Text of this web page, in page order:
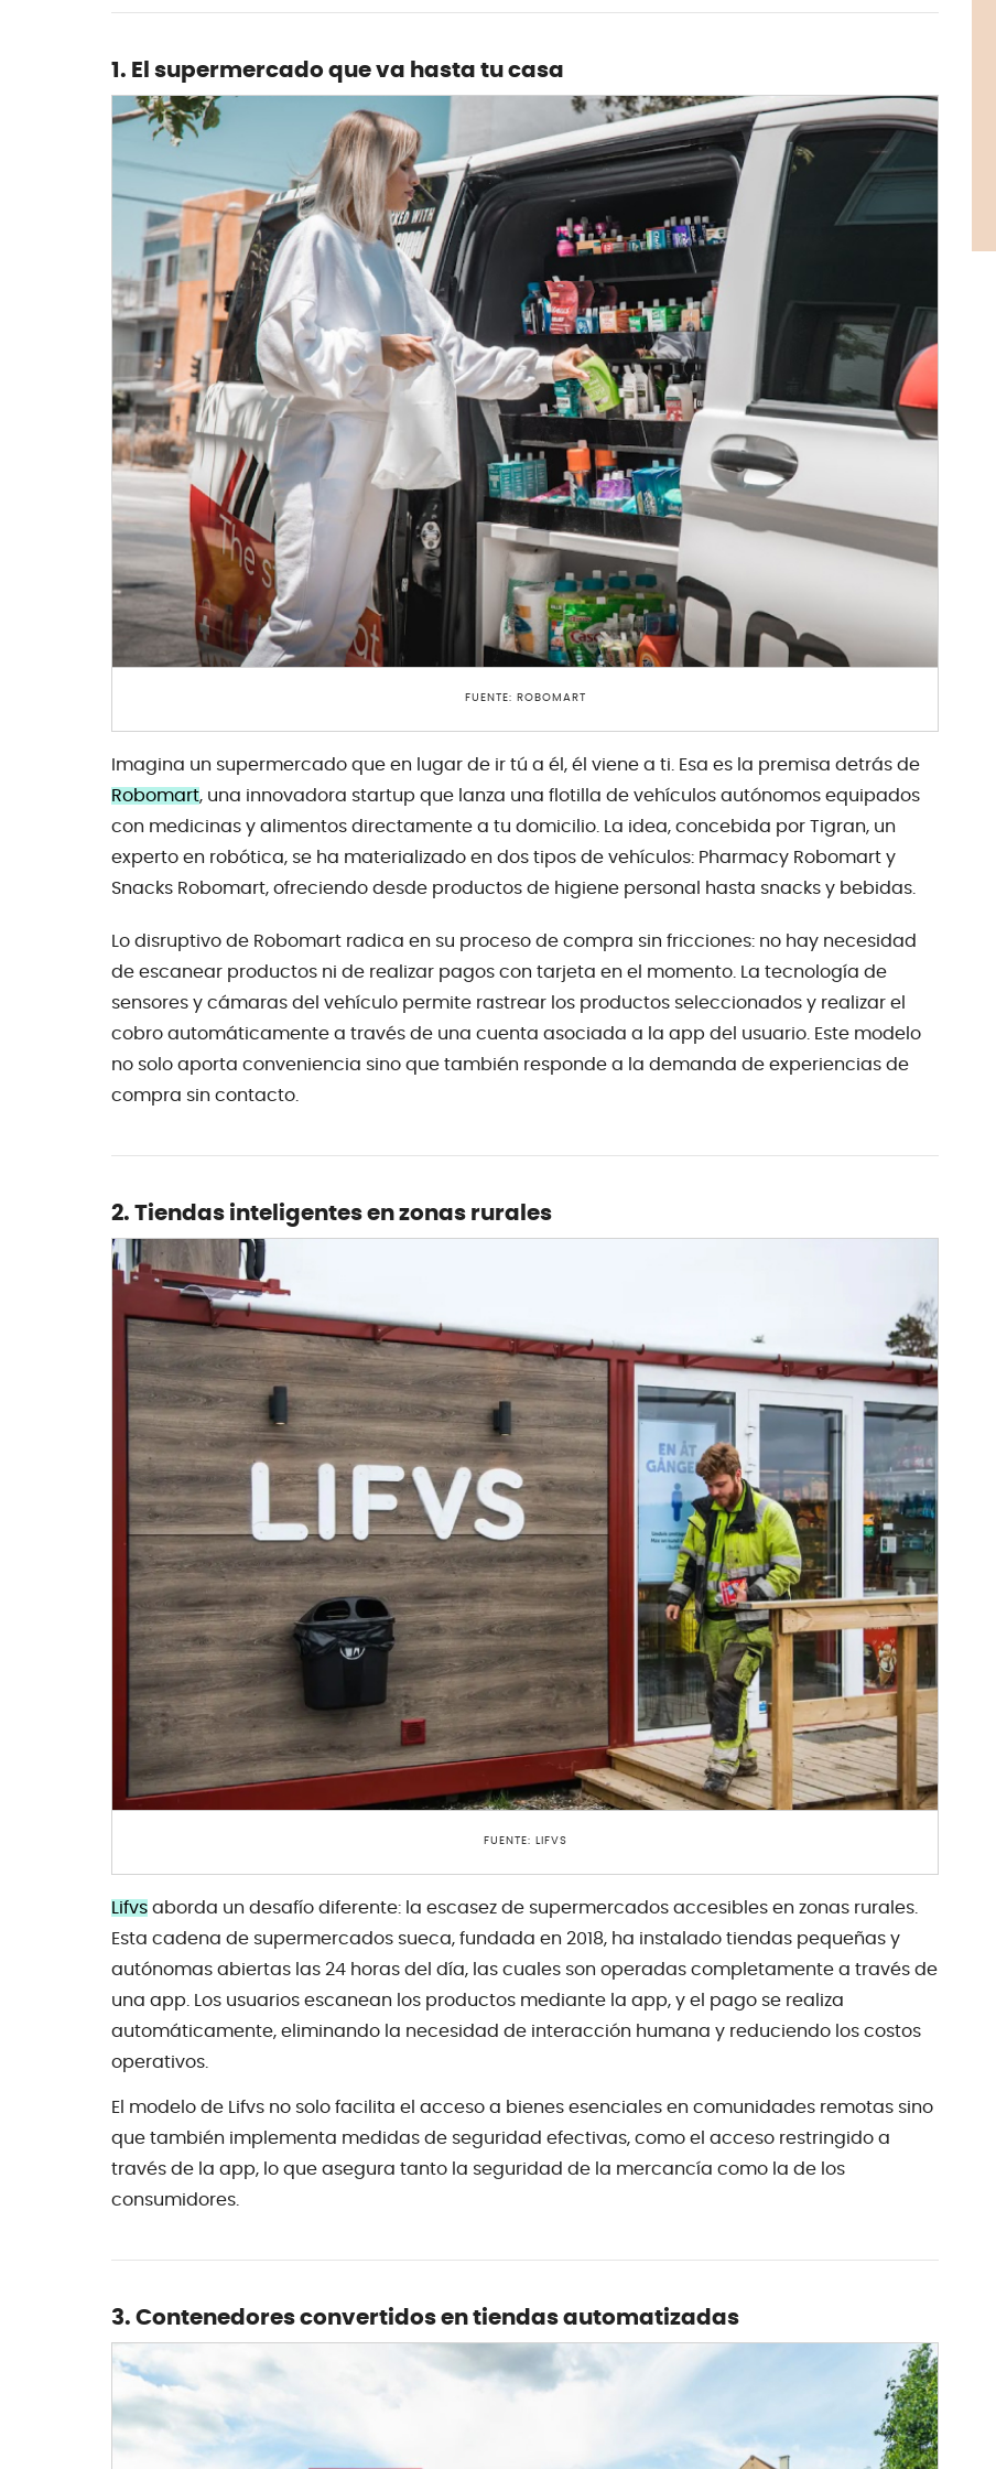
1. El supermercado que va hasta tu casa
FUENTE: ROBOMART
Imagina un supermercado que en lugar de ir tú a él, él viene a ti. Esa es la premisa detrás de
Robomart, una innovadora startup que lanza una flotilla de vehículos autónomos equipados
con medicinas y alimentos directamente a tu domicilio. La idea, concebida por Tigran, un
experto en robótica, se ha materializado en dos tipos de vehículos: Pharmacy Robomart y
Snacks Robomart, ofreciendo desde productos de higiene personal hasta snacks y bebidas.
Lo disruptivo de Robomart radica en su proceso de compra sin fricciones: no hay necesidad
de escanear productos ni de realizar pagos con tarjeta en el momento. La tecnología de
sensores y cámaras del vehículo permite rastrear los productos seleccionados y realizar el
cobro automáticamente a través de una cuenta asociada a la app del usuario. Este modelo
no solo aporta conveniencia sino que también responde a la demanda de experiencias de
compra sin contacto.
2. Tiendas inteligentes en zonas rurales
FUENTE: LIFVS
Lifvs aborda un desafío diferente: la escasez de supermercados accesibles en zonas rurales.
Esta cadena de supermercados sueca, fundada en 2018, ha instalado tiendas pequeñas y
autónomas abiertas las 24 horas del día, las cuales son operadas completamente a través de
una app. Los usuarios escanean los productos mediante la app, y el pago se realiza
automáticamente, eliminando la necesidad de interacción humana y reduciendo los costos
operativos.
El modelo de Lifvs no solo facilita el acceso a bienes esenciales en comunidades remotas sino
que también implementa medidas de seguridad efectivas, como el acceso restringido a
través de la app, lo que asegura tanto la seguridad de la mercancía como la de los
consumidores.
3. Contenedores convertidos en tiendas automatizadas